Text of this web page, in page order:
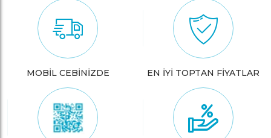
MOBİL CEBİNİZDE EN İYİ TOPTAN FİYATLAR